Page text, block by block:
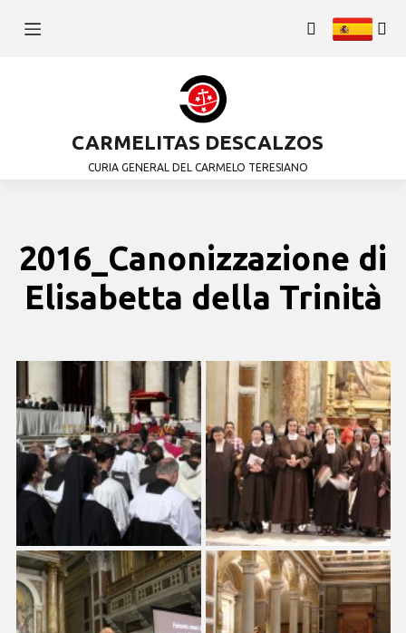
CARMELITAS DESCALZOS
CURIA GENERAL DEL CARMELO TERESIANO
2016_Canonizzazione di
Elisabetta della Trinità